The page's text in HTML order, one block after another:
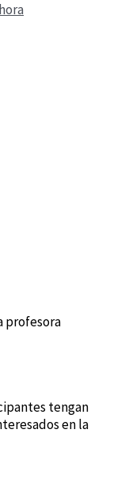
profesora
tengan
en la